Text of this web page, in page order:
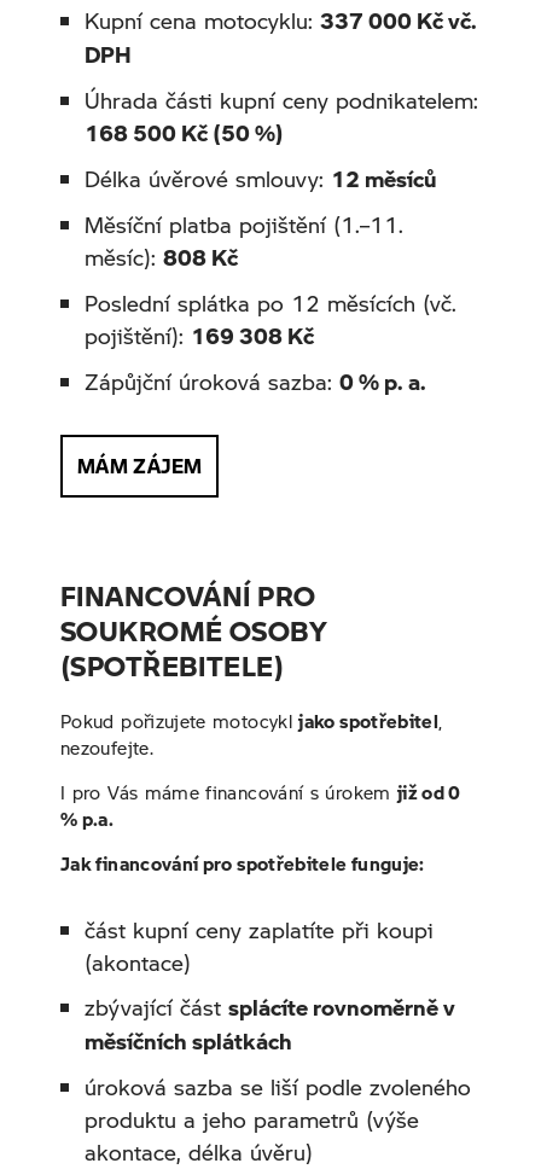
Kupní cena motocyklu: 337 000 Kč vč.
DPH
Úhrada části kupní ceny podnikatelem:
168 500 Kč (50 %)
Délka úvěrové smlouvy: 12 měsíců
Měsíční platba pojištění (1.–11.
měsíc): 808 Kč
Poslední splátka po 12 měsících (vč.
pojištění): 169 308 Kč
Zápůjční úroková sazba: 0 % p. a.
MÁM ZÁJEM
FINANCOVÁNÍ PRO
SOUKROMÉ OSOBY
(SPOTŘEBITELE)
Pokud pořizujete motocykljako spotřebitel
nezoufejte.
I pro Vás máme financování s úrokem již od 0
% p.a.
Jak financování pro spotřebitele funguje:
část kupní ceny zaplatíte při koupi
(akontace)
zbývající část splácíte rovnoměrně v
měsíčních splátkách
úroková sazba se liší podle zvoleného
produktu a jeho parametrů (výše
akontace, délka úvěru)